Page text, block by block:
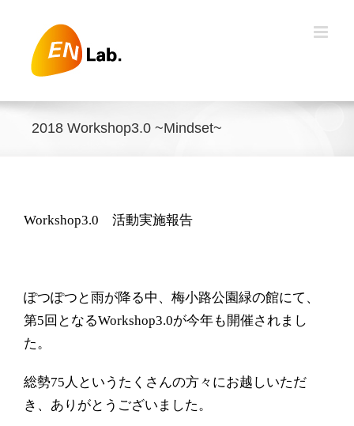
content
2018 Workshop3.0 ~Mindset~
Workshop3.0 活動実施報告
ぽつぽつと雨が降る中、梅小路公園緑の館にて、
第5回となるWorkshop3.0が今年も開催されまし
た。
総勢75 人というたくさんの方々にお越しいただ
き、ありがとうございました。